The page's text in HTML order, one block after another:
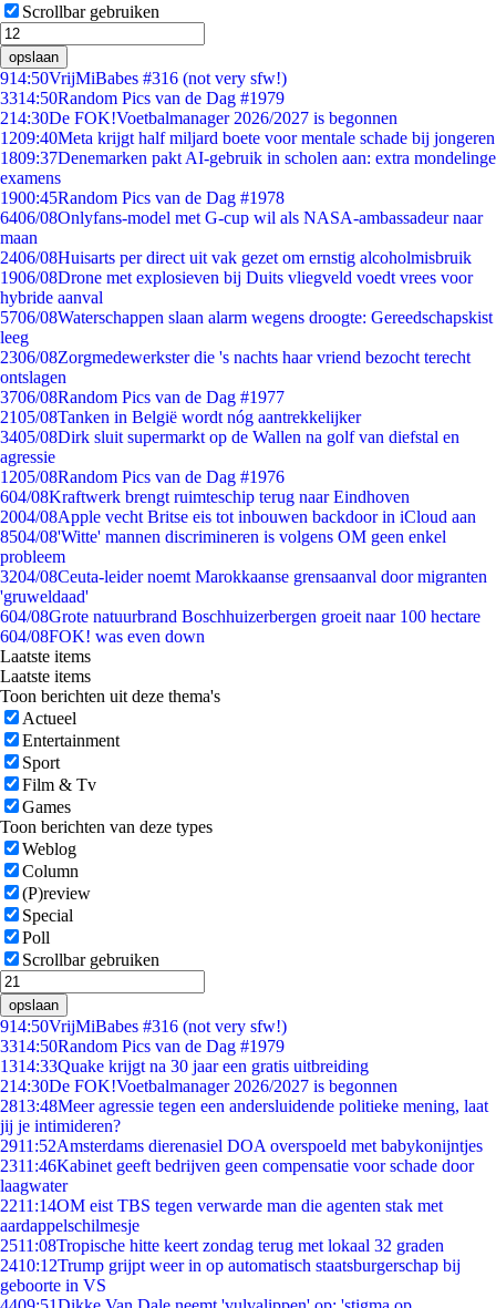
Scrollbar gebruiken
opslaan
914:50VrijMiBabes #316 (not very sfw!)
3314:50Random Pics van de Dag #1979
214:30De FOK!Voetbalmanager 2026/2027 is begonnen
1209:40Meta krijgt half miljard boete voor mentale schade bij jongeren
1809:37Denemarken pakt AI-gebruik in scholen aan: extra mondelinge
examens
1900:45Random Pics van de Dag #1978
6406/08Onlyfans-model met G-cup wil als NASA-ambassadeur naar
maan
2406/08Huisarts per direct uit vak gezet om ernstig alcoholmisbruik
1906/08Drone met explosieven bij Duits vliegveld voedt vrees voor
hybride aanval
5706/08Waterschappen slaan alarm wegens droogte: Gereedschapskist
leeg
2306/08Zorgmedewerkster die 's nachts haar vriend bezocht terecht
ontslagen
3706/08Random Pics van de Dag #1977
2105/08Tanken in België wordt nóg aantrekkelijker
3405/08Dirk sluit supermarkt op de Wallen na golf van diefstal en
agressie
1205/08Random Pics van de Dag #1976
604/08Kraftwerk brengt ruimteschip terug naar Eindhoven
2004/08Apple vecht Britse eis tot inbouwen backdoor in iCloud aan
8504/08'Witte' mannen discrimineren is volgens OM geen enkel
probleem
3204/08Ceuta-leider noemt Marokkaanse grensaanval door migranten
'gruweldaad'
604/08Grote natuurbrand Boschhuizerbergen groeit naar 100 hectare
604/08FOK! was even down
Laatste items
Laatste items
Toon berichten uit deze thema's
Actueel
Entertainment
Sport
Film & Tv
Games
Toon berichten van deze types
Weblog
Column
(P)review
Special
Poll
Scrollbar gebruiken
opslaan
914:50VrijMiBabes #316 (not very sfw!)
3314:50Random Pics van de Dag #1979
1314:33Quake krijgt na 30 jaar een gratis uitbreiding
214:30De FOK!Voetbalmanager 2026/2027 is begonnen
2813:48Meer agressie tegen een andersluidende politieke mening, laat
jij je intimideren?
2911:52Amsterdams dierenasiel DOA overspoeld met babykonijntjes
2311:46Kabinet geeft bedrijven geen compensatie voor schade door
laagwater
2211:14OM eist TBS tegen verwarde man die agenten stak met
aardappelschilmesje
2511:08Tropische hitte keert zondag terug met lokaal 32 graden
2410:12Trump grijpt weer in op automatisch staatsburgerschap bij
geboorte in VS